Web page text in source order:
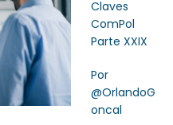
Claves
ComPol
Parte XXIX
Por
@OrlandoG
oncal